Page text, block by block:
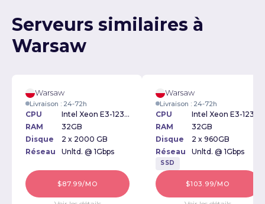
Serveurs similaires à
Warsaw
Warsaw
Livraison : 24-72h
CPU
Intel Xeon E3-1230v6 3.5Ghz
RAM
32GB
Disque
2 x 2000 GB
Réseau
Unltd. @ 1Gbps
$87.99/MO
Warsaw
Livraison : 24-72h
CPU
RAM
32GB
Disque
2 x 960GB
Réseau
Unltd. @ 1Gbps
SSD
$103.99/MO